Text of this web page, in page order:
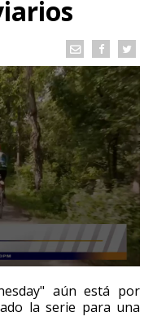
aún está por
la serie para una